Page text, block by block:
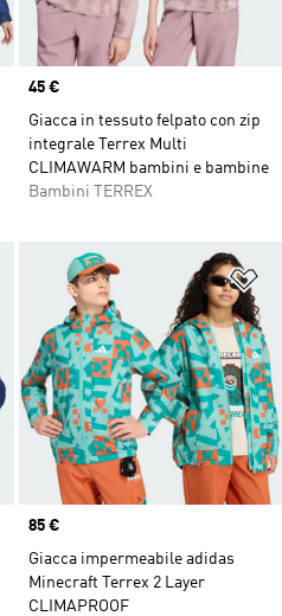
Price
45 €
Giacca in tessuto felpato con zip
integrale Terrex Multi
CLIMAWARM bambini e bambine
Bambini TERREX
Aggiungi alla lista dei desideri
Price
85 €
Giacca impermeabile adidas
Minecraft Terrex 2 Layer
CLIMAPROOF